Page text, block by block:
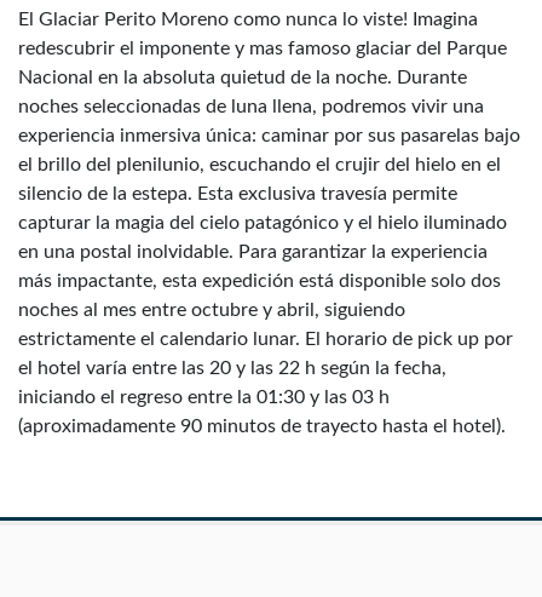
El Glaciar Perito Moreno como nunca lo viste! Imagina
redescubrir el imponente y mas famoso glaciar del Parque
Nacional en la absoluta quietud de la noche. Durante
noches seleccionadas de luna llena, podremos vivir una
experiencia inmersiva única: caminar por sus pasarelas bajo
el brillo del plenilunio, escuchando el crujir del hielo en el
silencio de la estepa. Esta exclusiva travesía permite
capturar la magia del cielo patagónico y el hielo iluminado
en una postal inolvidable. Para garantizar la experiencia
más impactante, esta expedición está disponible solo dos
noches al mes entre octubre y abril, siguiendo
estrictamente el calendario lunar. El horario de pick up por
el hotel varía entre las 20 y las 22 h según la fecha,
iniciando el regreso entre la 01:30 y las 03 h
(aproximadamente 90 minutos de trayecto hasta el hotel).